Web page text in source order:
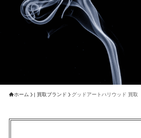
ホーム | 買取ブランド グッドアートハリウッド 買取